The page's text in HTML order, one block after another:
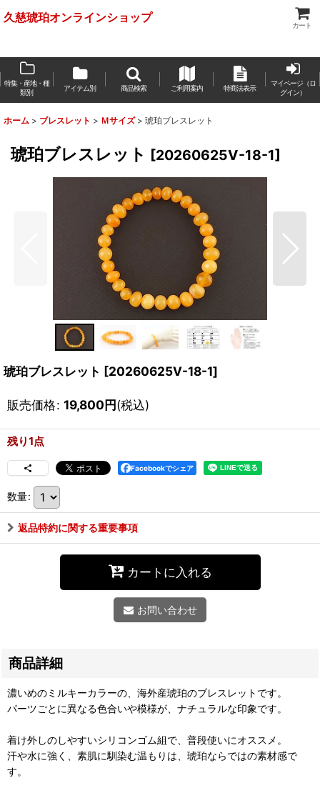
久慈琥珀オンラインショップ
カート
特集・産地・種
類別
アイテム別 商品検索 ご利用案内 特商法表示
マイページ（ロ
グイン）
ホーム > ブレスレット > Ｍサイズ > 琥珀ブレスレット
琥珀ブレスレット [20260625V-18-1]
琥珀ブレスレット [20260625V-18-1]
販売価格: 19,800円(税込)
残り1点
Facebookでシェア
数量:
返品特約に関する重要事項
カートに入れる
お問い合わせ
商品詳細
濃いめのミルキーカラーの、海外産琥珀のブレスレットです。
パーツごとに異なる色合いや模様が、ナチュラルな印象です。
着け外しのしやすいシリコンゴム組で、普段使いにオススメ。
汗や水に強く、素肌に馴染む温もりは、琥珀ならではの素材感で
す。